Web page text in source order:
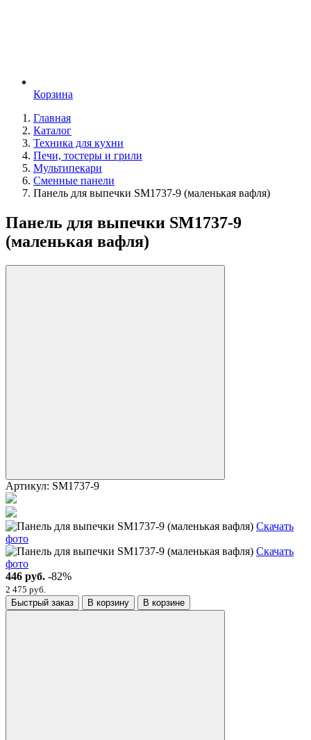
Корзина
Главная
Каталог
Техника для кухни
Печи, тостеры и грили
Мультипекари
Сменные панели
Панель для выпечки SM1737-9 (маленькая вафля)
Панель для выпечки SM1737-9
(маленькая вафля)
Артикул: SM1737-9
Скачать
фото
Скачать
фото
446 руб. -82%
2 475 руб.
Быстрый заказ
В корзину В корзине